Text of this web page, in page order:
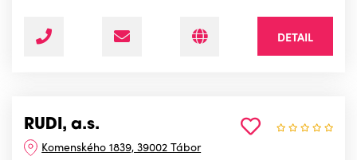
DETAIL
RUDI, a.s.
Komenského 1839, 39002 Tábor